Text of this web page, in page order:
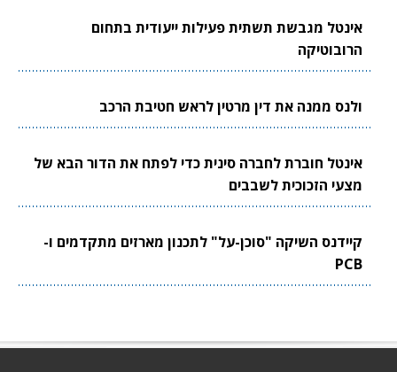
אינטל מגבשת תשתית פעילות ייעודית בתחום
הרובוטיקה
ולנס ממנה את דין מרטין לראש חטיבת הרכב
אינטל חוברת לחברה סינית כדי לפתח את הדור הבא של
מצעי הזכוכית לשבבים
קיידנס השיקה "סוכן-על" לתכנון מארזים מתקדמים ו-
PCB